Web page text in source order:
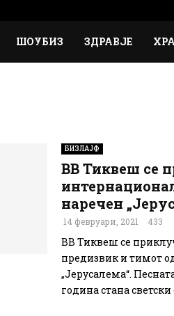
ШОУБИЗ ЗДРАВЈЕ
БИЗЛАЈФ
ВВ Тиквеш се
наречен
14 февруари, 2021 433
ВВ Тиквеш се
предизвик и тимот
„Јерусалема“.
година стана